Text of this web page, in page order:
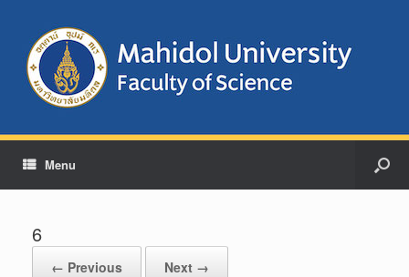
Menu
6
← Previous Next →